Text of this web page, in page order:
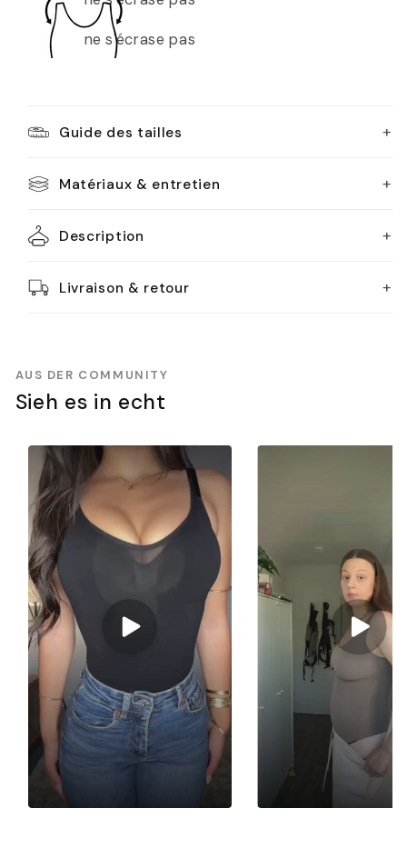
ne s'écrase pas
Guide des tailles +
Matériaux & entretien +
Description +
Livraison & retour +
AUS DER COMMUNITY
Sieh es in echt